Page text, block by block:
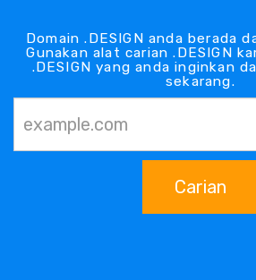
Domain .DESIGN anda berada
Gunakan alat carian .DESIGN
.DESIGN yang anda inginkan
sekarang.
Carian